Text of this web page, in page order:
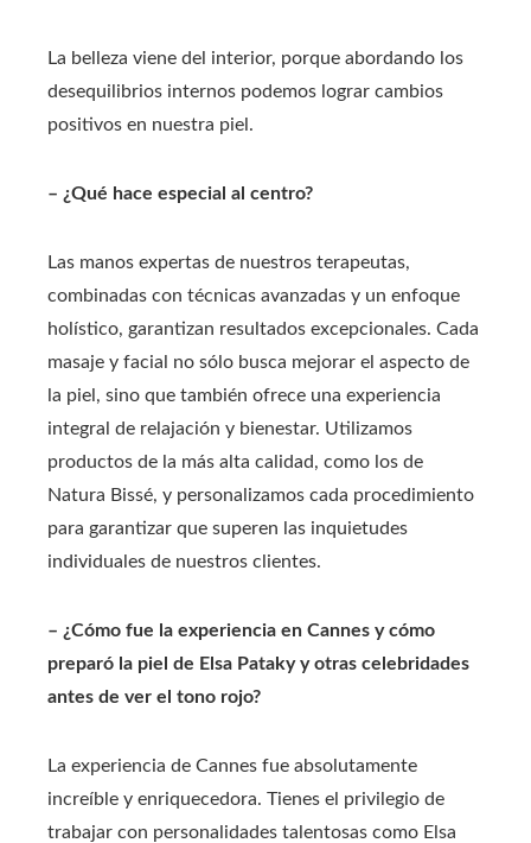
La belleza viene del interior, porque abordando los
desequilibrios internos podemos lograr cambios
positivos en nuestra piel.
– ¿Qué hace especial al centro?
Las manos expertas de nuestros terapeutas,
combinadas con técnicas avanzadas y un enfoque
holístico, garantizan resultados excepcionales. Cada
masaje y facial no sólo busca mejorar el aspecto de
la piel, sino que también ofrece una experiencia
integral de relajación y bienestar. Utilizamos
productos de la más alta calidad, como los de
Natura Bissé, y personalizamos cada procedimiento
para garantizar que superen las inquietudes
individuales de nuestros clientes.
– ¿Cómo fue la experiencia en Cannes y cómo
preparó la piel de Elsa Pataky y otras celebridades
antes de ver el tono rojo?
La experiencia de Cannes fue absolutamente
increíble y enriquecedora. Tienes el privilegio de
trabajar con personalidades talentosas como Elsa